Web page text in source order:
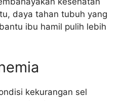
daya tahan tubuh yang
ibu hamil pulih lebih
kekurangan sel